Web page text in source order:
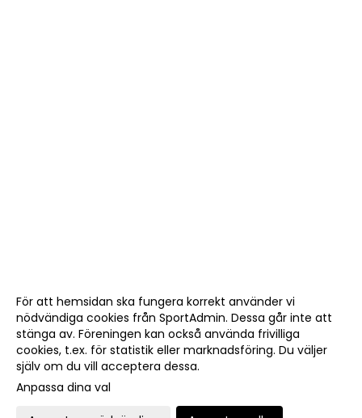
För att hemsidan ska fungera korrekt använder vi
nödvändiga cookies från SportAdmin. Dessa går inte att
stänga av. Föreningen kan också använda frivilliga
cookies, t.ex. för statistik eller marknadsföring. Du väljer
själv om du vill acceptera dessa.
Anpassa dina val